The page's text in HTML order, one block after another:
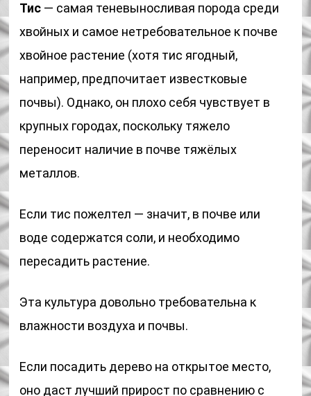
Тис — самая теневыносливая порода среди
хвойных и самое нетребовательное к почве
хвойное растение (хотя тис ягодный,
например, предпочитает известковые
почвы). Однако, он плохо себя чувствует в
крупных городах, поскольку тяжело
переносит наличие в почве тяжёлых
металлов.
Если тис пожелтел — значит, в почве или
воде содержатся соли, и необходимо
пересадить растение.
Эта культура довольно требовательна к
влажности воздуха и почвы.
Если посадить дерево на открытое место,
оно даст лучший прирост по сравнению с